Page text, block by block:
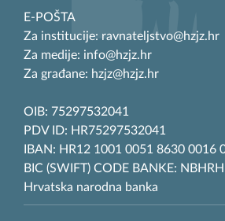
E-POŠTA
Za institucije: ravnateljstvo@hzjz.hr
Za medije: info@hzjz.hr
Za građane: hzjz@hzjz.hr
OIB: 75297532041
PDV ID: HR75297532041
IBAN: HR12 1001 0051 8630 0016
BIC (SWIFT) CODE BANKE:
Hrvatska narodna banka